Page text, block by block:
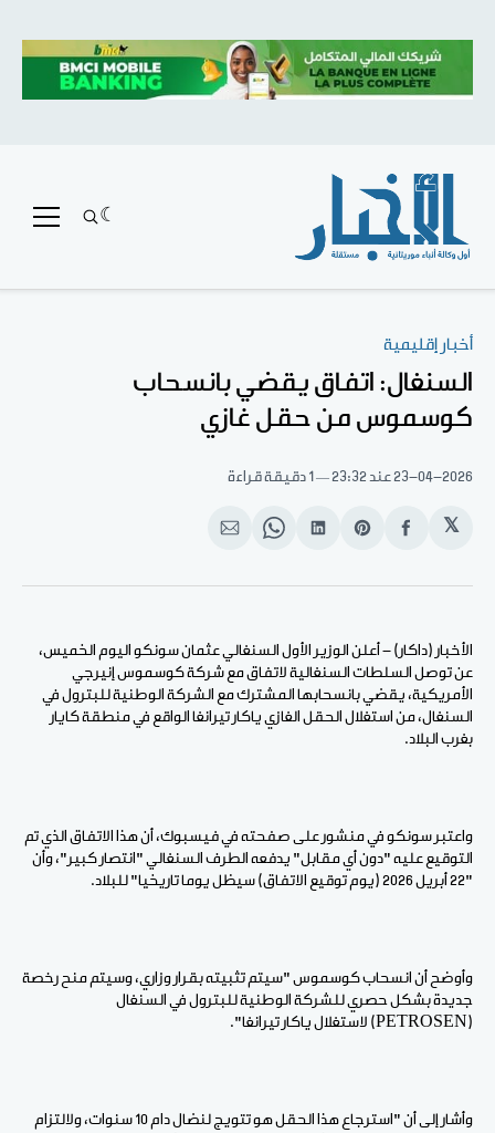
أخبار إقليمية
السنغال: اتفاق يقضي بانسحاب
كوسموس من حقل غازي
23-04-2026عند 23:32 1 دقيقة قراءة
𝕏
انشر
الفيسبوك
Share
Pinterest
انشر
لينكد
Share
WhatsApp
انشر
الإيميل
الأخبار (داكار) - أعلن الوزير الأول السنغالي عثمان سونكو اليوم الخميس،
عن توصل السلطات السنغالية لاتفاق مع شركة كوسموس إنيرجي
الأمريكية، يقضي بانسحابها المشترك مع الشركة الوطنية للبترول في
السنغال، من استغلال الحقل الغازي ياكار تيرانغا الواقع في منطقة كايار
بغرب البلاد.
واعتبر سونكو في منشور على صفحته في فيسبوك، أن هذا الاتفاق الذي تم
التوقيع عليه "دون أي مقابل" يدفعه الطرف السنغالي "انتصار كبير"، وأن
"22 أبريل 2026 (يوم توقيع الاتفاق) سيظل يوما تاريخيا" للبلاد.
وأوضح أن انسحاب كوسموس "سيتم تثبيته بقرار وزاري، وسيتم منح رخصة
جديدة بشكل حصري للشركة الوطنية للبترول في السنغال
(PETROSEN) لاستغلال ياكار تيرانغا".
وأشار إلى أن "استرجاع هذا الحقل هو تتويج لنضال دام 10 سنوات، ولالتزام